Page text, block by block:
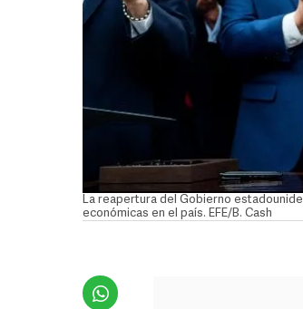
La reapertura del Gobierno
económicas en el país. EFE/B. Cash